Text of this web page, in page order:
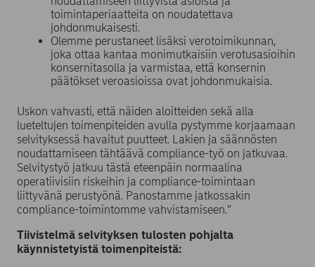
toimintaperiaatteita on noudatettava
johdonmukaisesti.
Olemme perustaneet lisäksi verotoimikunnan,
joka ottaa kantaa monimutkaisiin verotusasioihin
konsernitasolla ja varmistaa, että konsernin
päätökset veroasioissa ovat johdonmukaisia.
Uskon vahvasti, että näiden aloitteiden sekä alla
lueteltujen toimenpiteiden avulla pystymme korjaamaan
selvityksessä havaitut puutteet. Lakien ja säännösten
noudattamiseen tähtäävä compliance-työ on jatkuvaa.
Selvitystyö jatkuu tästä eteenpäin normaalina
operatiivisiin riskeihin ja compliance-toimintaan
liittyvänä perustyönä. Panostamme jatkossakin
compliance-toimintomme vahvistamiseen.”
Tiivistelmä selvityksen tulosten pohjalta
käynnistetyistä toimenpiteistä: